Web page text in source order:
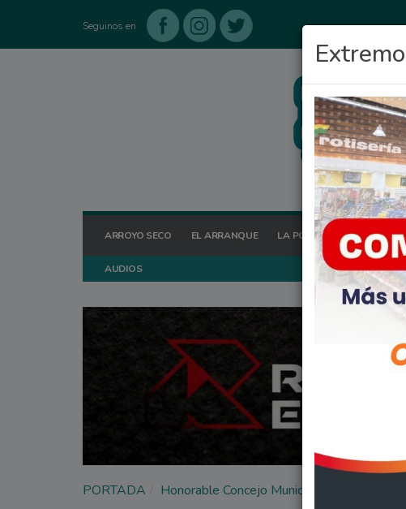
Seguinos en
ARROYO SECO EL ARRANQUE LA POSTA HOY OCIO
AUDIOS
PORTADA Honorable Concejo Municipal de Arroyo Seco